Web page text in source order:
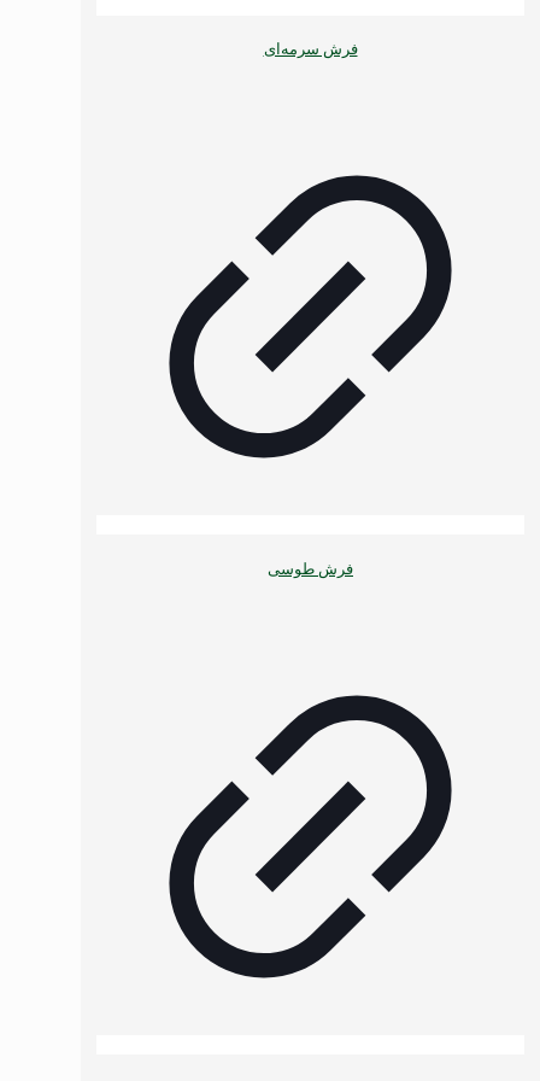
فرش سرمه‌ای
فرش طوسی